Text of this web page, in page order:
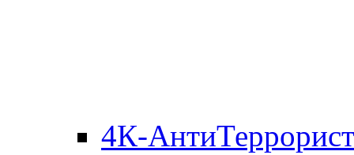
4К-АнтиТеррорист